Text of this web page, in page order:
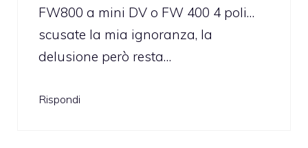
FW800 a mini DV o FW 400 4 poli…
scusate la mia ignoranza, la
delusione però resta…
Rispondi